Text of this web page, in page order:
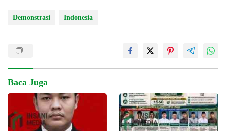
Demonstrasi Indonesia
Baca Juga